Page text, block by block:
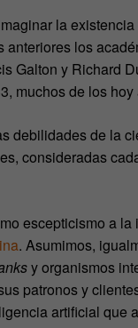
la
anteriores los
Galton y Richard
muchos de los
debilidades de la
consideradas
escepticismo a
. Asumimos,
y organismos
patronos y
artificial que